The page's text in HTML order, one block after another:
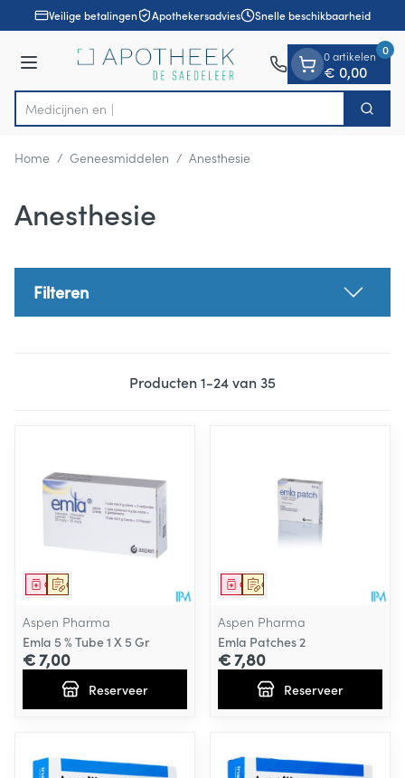
Ga naar de inhoud
1 van 1Veilige betalingen Apothekersadvies Snelle beschikbaarheid
Menu
Product, merk, categorie... Zoek
0 artikelen
€ 0,00
0
Home / Geneesmiddelen / Anesthesie
Anesthesie
Filteren
Producten1-24van35
Op voorschrift
Geneesmiddel
Aspen Pharma
Emla 5 % Tube 1 X 5 Gr
€ 7,00
Reserveer
Op voorschrift
Geneesmiddel
Aspen Pharma
Emla Patches 2
€ 7,80
Reserveer